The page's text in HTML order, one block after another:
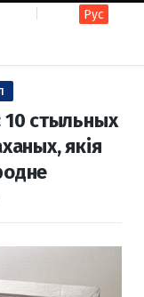
c
b
s
a
Рус
10 стыльных
якія